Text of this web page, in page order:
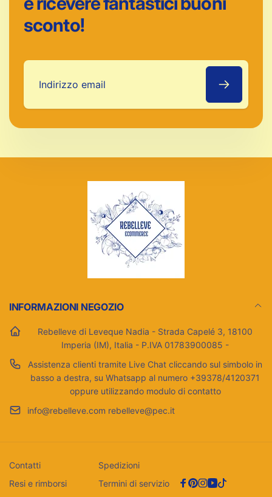
sconto!
Indirizzo
INFORMAZIONI NEGOZIO
Rebelleve di Leveque Nadia - Strada Capelé 3, 18100
Imperia (IM), Italia - P.IVA 01783900085 -
Assistenza clienti tramite Live Chat cliccando sul simbolo in
basso a destra, su Whatsapp al numero +39378/4120371
oppure utilizzando modulo di contatto
info@rebelleve.com rebelleve@pec.it
Contatti
Spedizioni
Resi e rimborsi
Termini di servizio
Facebook
Pinterest
Instagram
YouTube
TikTok